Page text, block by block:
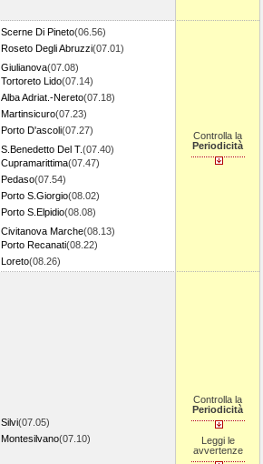
Scerne Di Pineto(06.56)
Roseto Degli Abruzzi(07.01)
Giulianova(07.08)
Tortoreto Lido(07.14)
Alba Adriat.-Nereto(07.18)
Martinsicuro(07.23)
Porto D'ascoli(07.27)
S.Benedetto Del T.(07.40)
Cupramarittima(07.47)
Pedaso(07.54)
Porto S.Giorgio(08.02)
Porto S.Elpidio(08.08)
Civitanova Marche(08.13)
Porto Recanati(08.22)
Loreto(08.26)
Controlla la
Periodicità
Silvi(07.05)
Montesilvano(07.10)
Controlla la
Periodicità
Leggi le
avvertenze